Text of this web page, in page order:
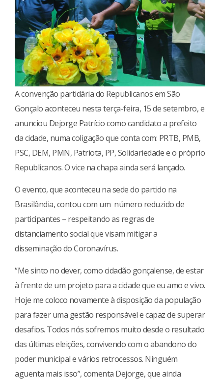
A convenção partidária do Republicanos em São
Gonçalo aconteceu nesta terça-feira, 15 de setembro, e
anunciou Dejorge Patrício como candidato a prefeito
da cidade, numa coligação que conta com: PRTB, PMB,
PSC, DEM, PMN, Patriota, PP, Solidariedade e o próprio
Republicanos. O vice na chapa ainda será lançado.
O evento, que aconteceu na sede do partido na
Brasilândia, contou com um número reduzido de
participantes – respeitando as regras de
distanciamento social que visam mitigar a
disseminação do Coronavírus.
“Me sinto no dever, como cidadão gonçalense, de estar
à frente de um projeto para a cidade que eu amo e vivo.
Hoje me coloco novamente à disposição da população
para fazer uma gestão responsável e capaz de superar
desafios. Todos nós sofremos muito desde o resultado
das últimas eleições, convivendo com o abandono do
poder municipal e vários retrocessos. Ninguém
aguenta mais isso”, comenta Dejorge, que ainda